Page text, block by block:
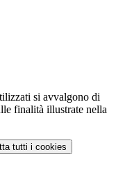
si avvalgono di
finalità illustrate nella
tutti i cookies